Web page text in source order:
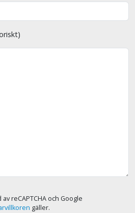
reCAPTCHA och Google
gäller.